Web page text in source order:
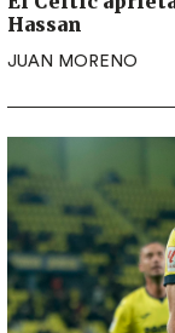
Hassan
JUAN MORENO